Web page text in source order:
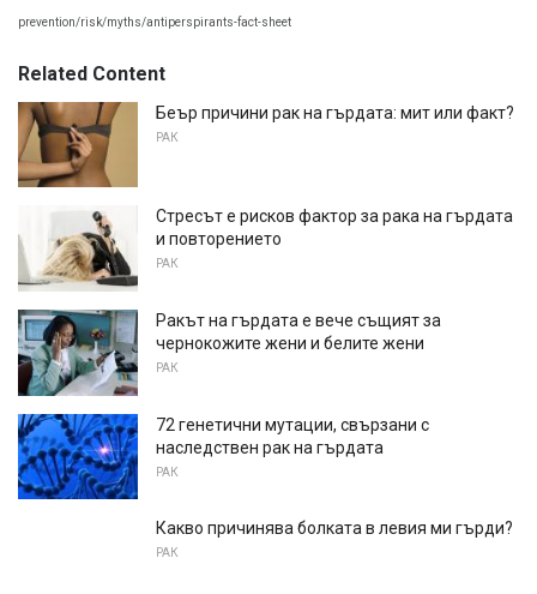
prevention/risk/myths/antiperspirants-fact-sheet
Related Content
Беър причини рак на гърдата: мит или факт?
РАК
Стресът е рисков фактор за рака на гърдата
и повторението
РАК
Ракът на гърдата е вече същият за
чернокожите жени и белите жени
РАК
72 генетични мутации, свързани с
наследствен рак на гърдата
РАК
Какво причинява болката в левия ми гърди?
РАК